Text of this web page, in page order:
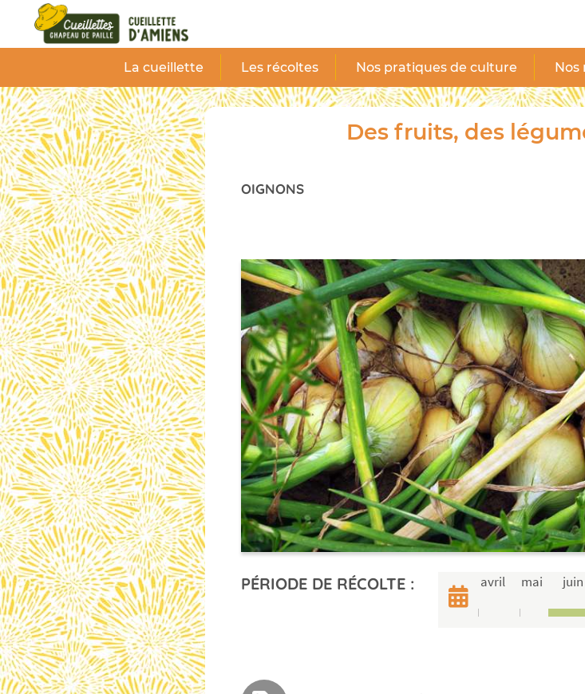
La cueillette Les récoltes Nos pratiques de culture Nos
Des fruits, des
OIGNONS
PÉRIODE DE RÉCOLTE : avril mai juin
Panneau de gestion des cookies